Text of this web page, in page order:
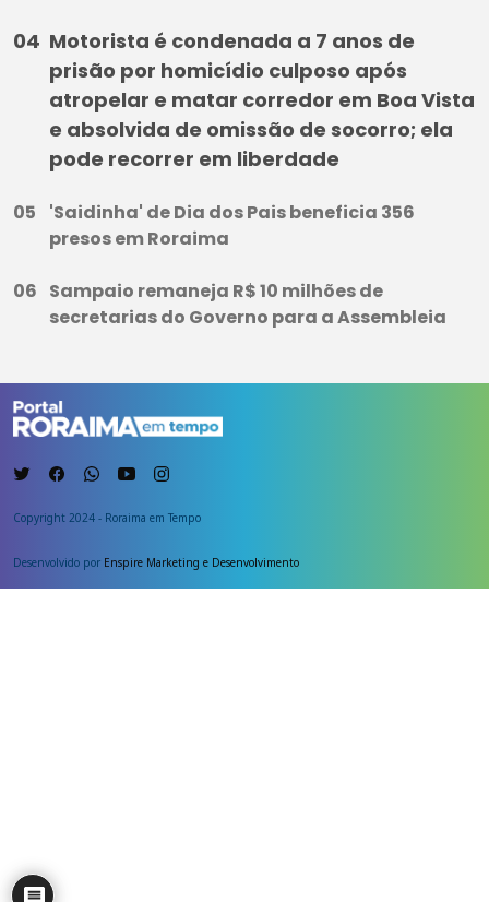
Motorista é condenada a 7 anos de
prisão por homicídio culposo após
atropelar e matar corredor em Boa Vista
e absolvida de omissão de socorro; ela
pode recorrer em liberdade
'Saidinha' de Dia dos Pais beneficia 356
presos em Roraima
Sampaio remaneja R$ 10 milhões de
secretarias do Governo para a Assembleia
Copyright 2024 - Roraima em Tempo
Desenvolvido por Enspire Marketing e Desenvolvimento